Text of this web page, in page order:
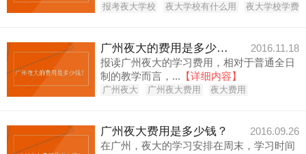
报考夜大学校 夜大学校有什么用 夜大学校学费
广州夜大的费用是多少钱？
2016.11.18
报读广州夜大的学习费用，相对于普通全日
制的教学而言，... 【详细内容】
广州夜大 广州夜大费用 夜大费用
广州夜大费用是多少钱？
2016.09.26
在广州，夜大的学习安排在周末，学习时间